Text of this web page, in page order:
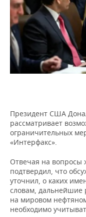
НЕФТЬ
ОПК
ЭНЕРГЕТИКА
РОЗНИЧНАЯ
ТРАНСПОРТ
УСЛУГИ
НОВОСТИ
IT
МЕДИА
МЕРОПРИЯТИЯ
НОВОСТИ
ВЫЕЗДНАЯ
ОТКРЫТАЯ
СПОРТ
НОВОСТИ СПОРТА
БАСКЕТБОЛ
ВОЛЕЙБОЛ
КИБЕРСПОРТ
ФИГУРНОЕ
ОБЩЕСТВО
ИНФРАСТРУКТУРА
ИСТОРИЯ
КУЛЬТУРА
МЕДИЦИНА
СПРАВОЧНИК
СПИСОК ПЕРСОН
СПИСОК
Президент США
рассматривает
ограничительных
«Интерфакс».
Отвечая на вопросы
подтвердил, что
уточнил, о каких
словам, дальнейшие
на мировом
необходимо